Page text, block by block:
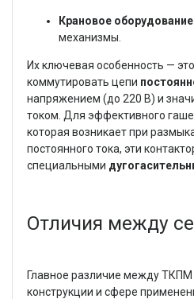
Крановое оборудование
механизмы.
Их ключевая особенность —
коммутировать цепи
напряжением (до 220 В) и
током. Для эффективного
которая возникает при
постоянного тока, эти
специальными
Отличия между
Главное различие между
конструкции и сфере